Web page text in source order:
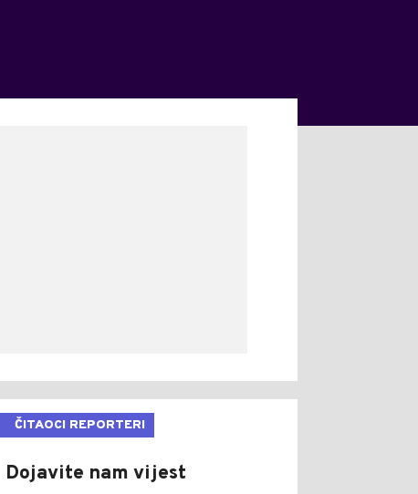
ČITAOCI REPORTERI
Dojavite nam vijest